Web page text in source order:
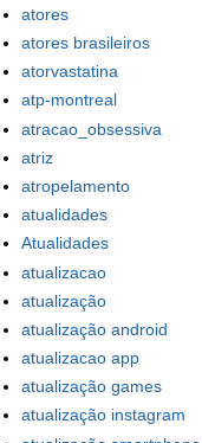
atores
atores brasileiros
atorvastatina
atp-montreal
atracao_obsessiva
atriz
atropelamento
atualidades
Atualidades
atualizacao
atualização
atualização android
atualizacao app
atualização games
atualização instagram